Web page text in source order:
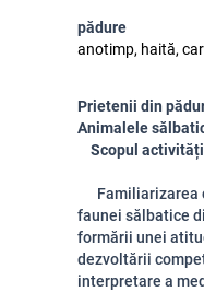
pădure
anotimp, haită,
Prietenii din
Animalele
Scopul
Familiarizarea
faunei sălbatice
formării unei
dezvoltării
interpretare a